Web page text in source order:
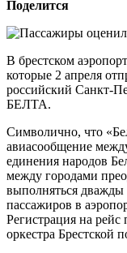
Поделится
В брестском
которые 2 апреля
российский Санкт-
БЕЛТА.
Символично, что
авиасообщение
единения народов
между городами
выполняться
пассажиров в
Регистрация на
оркестра Брестской